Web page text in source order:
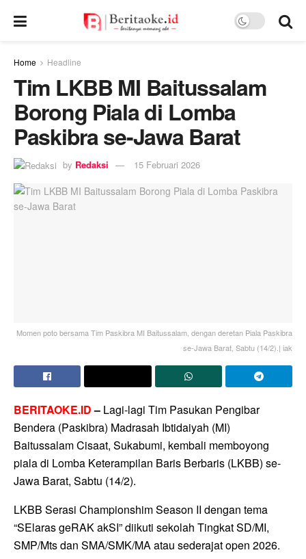
Home Headline
Tim LKBB MI Baitussalam
Borong Piala di Lomba
Paskibra se-Jawa Barat
by Redaksi 15 Februari 2026
Momen poto bersama Tim Paskibra MI Baitussalam, dengan deretan Piala Paskibra
se-Jawa Barat, Sabtu (14/2).| iak
BERITAOKE.ID– Lagi-lagi Tim Pasukan Pengibar
Bendera (Paskibra) Madrasah Ibtidaiyah (MI)
Baitussalam Cisaat, Sukabumi, kembali memboyong
piala di Lomba Keterampilan Baris Berbaris (LKBB) se-
Jawa Barat, Sabtu (14/2).
LKBB Serasi Championshim Season II dengan tema
“SElaras geRAK akSI” diikuti sekolah Tingkat SD/MI,
SMP/Mts dan SMA/SMK/MA atau sederajat open 2026.